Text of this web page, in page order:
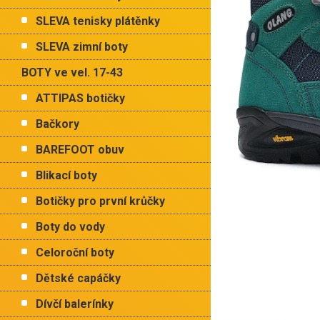
n
l
SLEVA tenisky plátěnky
SLEVA zimní boty
BOTY ve vel. 17-43
ATTIPAS botičky
Bačkory
BAREFOOT obuv
Blikací boty
Botičky pro první krůčky
Boty do vody
Celoroční boty
Dětské capáčky
Dívčí balerínky